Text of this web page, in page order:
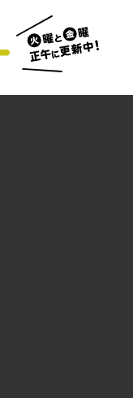
火曜と金
曜正午に
更新中！